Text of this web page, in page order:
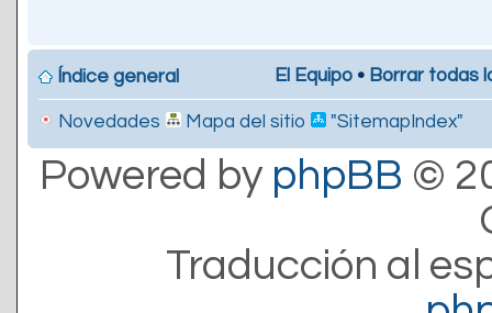
Índice general El Equipo • Borrar todas
Novedades Mapa del sitio "SitemapIndex"
Powered by phpBB ©
Traducción al